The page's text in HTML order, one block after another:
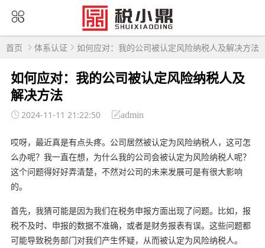
首页 体系认证 如何应对：我的公司被认定风险纳税人及解决方法
如何应对：我的公司被认定风险纳税人及
解决方法
2024-11-11 21:22:50 admin
哎呀，最近真是有点头疼。公司居然被认定为风险纳税人，这可怎
么办呢？我一直在想，为什么我的公司会被认定为风险纳税人呢？
这个问题得好好弄清楚，不然对公司的未来发展可是有很大影响
的。
首先，我猜可能是因为我们在税务申报方面出现了问题。比如，报
税不及时、申报的数据不准确，或者是财务报表有误。这些问题都
可能导致税务部门对我们产生怀疑，从而被认定为风险纳税人。